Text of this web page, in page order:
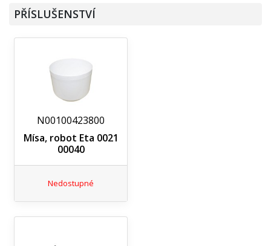
PŘÍSLUŠENSTVÍ
N00100423800
Mísa, robot Eta 0021
00040
Nedostupné